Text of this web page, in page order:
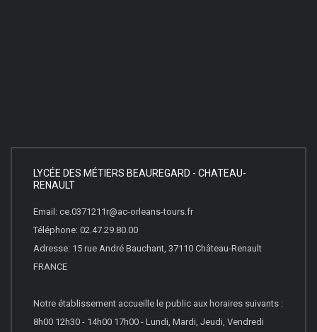
LYCÉE DES MÉTIERS BEAUREGARD - CHATEAU-
RENAULT
Email: ce.0371211r@ac-orleans-tours.fr
Téléphone: 02.47.29.80.00
Adresse: 15 rue André Bauchant, 37110 Château-Renault
FRANCE
Notre établissement accueille le public aux horaires suivants :
8h00 12h30 - 14h00 17h00 - Lundi, Mardi, Jeudi, Vendredi